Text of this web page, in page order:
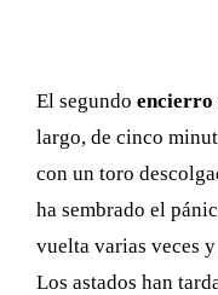
El segundo encierro
largo, de cinco
con un toro
ha sembrado el
vuelta varias veces
Los astados han